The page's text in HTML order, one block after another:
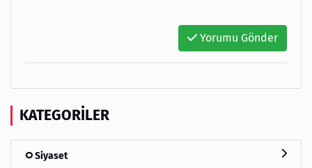
Yorumu Gönder
KATEGORILER
Siyaset